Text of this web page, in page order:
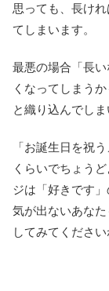
思っても、長け
てしまいます。
最悪の場合「長
くなってしまう
と織り込んでし
「お誕生日を祝
くらいでちょう
ジは「好きです
気が出ないあな
してみてください